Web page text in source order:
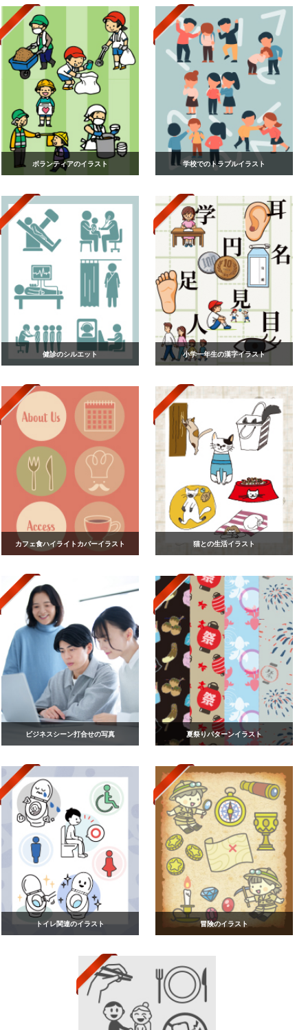
ボランティアのイラスト 学校でのトラブルイラスト
健診のシルエット 小学一年生の漢字イラスト
カフェ食ハイライトカバーイラスト 猫との生活イラスト
ビジネスシーン打合せの写真 夏祭りパターンイラスト
トイレ関連のイラスト 冒険のイラスト